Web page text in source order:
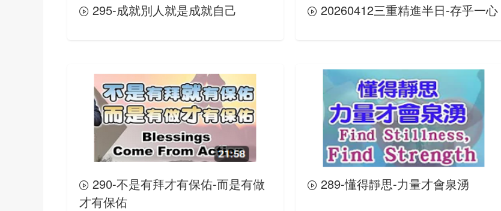
295-成就別人就是成就自己 20260412三重精進半日-存乎一心
才有保佑
289-懂得靜思-力量才會泉湧